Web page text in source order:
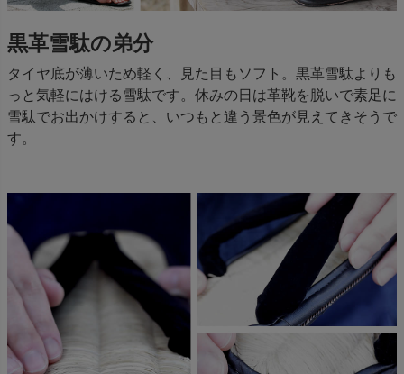
黒革雪駄の弟分
タイヤ底が薄いため軽く、見た目もソフト。黒革雪駄よりも
っと気軽にはける雪駄です。休みの日は革靴を脱いで素足に
雪駄でお出かけすると、いつもと違う景色が見えてきそうで
す。